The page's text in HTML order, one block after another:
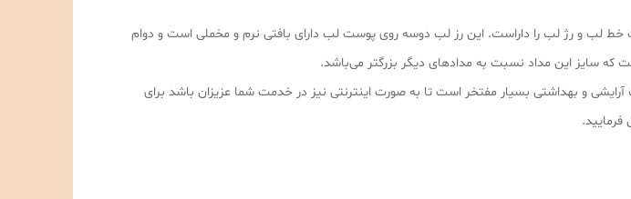
خط لب و رژ لب را داراست. این رز لب دوسه روی پوست لب دارای بافتی نرم و مخملی است و دوام
با کیفیت آرایشی و بهداشتی بسیار مفتخر است تا به صورت اینترنتی نیز در خدمت شما عزیزان باشد برای